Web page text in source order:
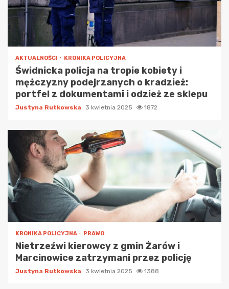
AKTUALNOŚCI KRONIKA POLICYJNA
Świdnicka policja na tropie kobiety i
mężczyzny podejrzanych o kradzież:
portfel z dokumentami i odzież ze sklepu
Justyna Rutkowska 3 kwietnia 2025 1872
KRONIKA POLICYJNA PRAWO
Nietrzeźwi kierowcy z gmin Żarów i
Marcinowice zatrzymani przez policję
Justyna Rutkowska 3 kwietnia 2025 1388